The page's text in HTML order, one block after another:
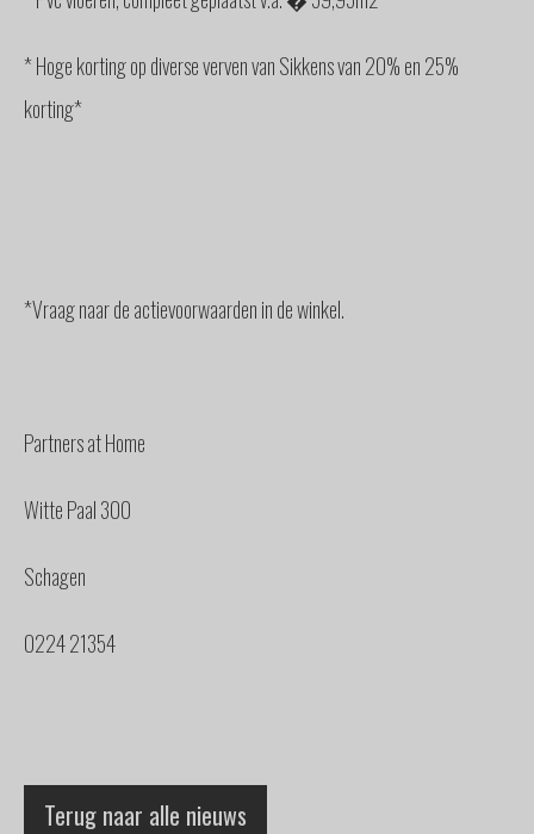
TEAM
EEN
VRAAG
CONTACT
* Hoge korting op diverse verven van Sikkens van 20% en 25%
korting*
*Vraag naar de actievoorwaarden in de winkel.
Partners at Home
Witte Paal 300
Schagen
0224 21354
Terug naar alle nieuws